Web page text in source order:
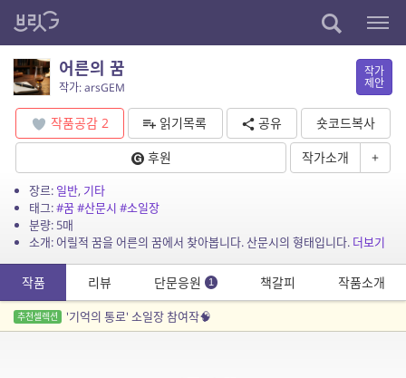
어른의 꿈
작가: arsGEM
작가
제안
작품공감 2 읽기목록 공유
숏코드복사
후원
작가소개 +
장르: 일반, 기타
태그:#꿈#산문시 #소일장
분량: 5매
소개: 어릴적 꿈을 어른의 꿈에서 찾아봅니다. 산문시의 형태입니다. 더보기
작품 리뷰 단문응원 1 책갈피 작품소개
추천셀렉션 '기억의 통로' 소일장 참여작🧠